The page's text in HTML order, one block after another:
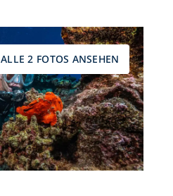
ALLE 2 FOTOS ANSEHEN